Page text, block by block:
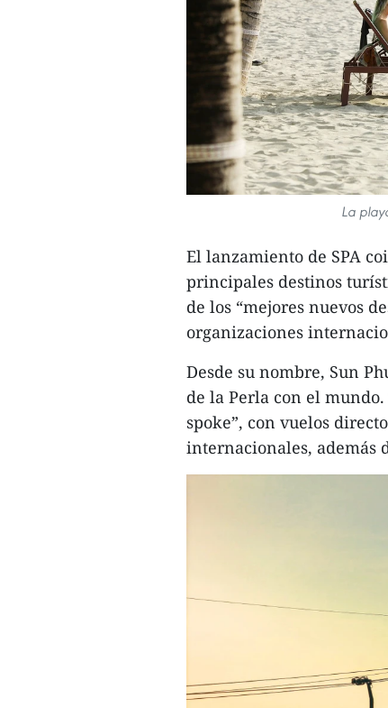
La
El lanzamiento de SPA
principales destinos
de los “mejores nuevos
organizaciones
Desde su nombre, Sun
de la Perla con el
spoke”, con vuelos
internacionales, además